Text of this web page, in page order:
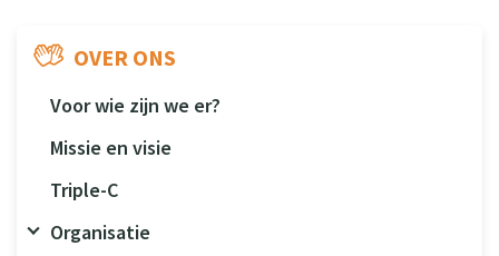
OVER ONS
Voor wie zijn we er?
Missie en visie
Triple-C
Organisatie